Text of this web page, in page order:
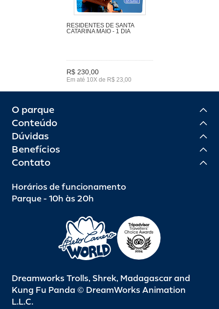
RESIDENTES DE SANTA
CATARINA MAIO - 1 DIA
R$ 230,00
Em até 10X de R$ 23,00
O parque
Conteúdo
Dúvidas
Benefícios
Contato
Horários de funcionamento
Parque - 10h às 20h
Dreamworks Trolls, Shrek, Madagascar and
Kung Fu Panda © DreamWorks Animation
L.L.C.